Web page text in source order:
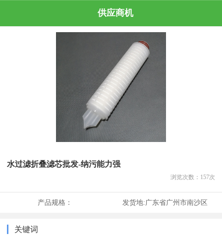
供应商机
水过滤折叠滤芯批发-纳污能力强
浏览次数： 157次
产品规格： 发货地:广东省广州市南沙区
关键词